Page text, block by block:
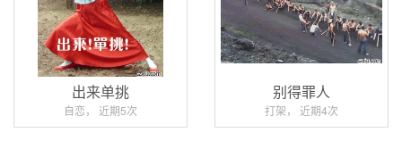
出来单挑
自恋， 近期5次
别得罪人
打架， 近期4次